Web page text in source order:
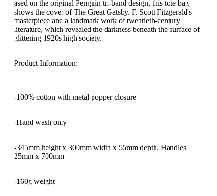
ased on the original Penguin tri-band design, this tote bag
shows the cover of The Great Gatsby, F. Scott Fitzgerald's
masterpiece and a landmark work of twentieth-century
literature, which revealed the darkness beneath the surface of
glittering 1920s high society.
Product Information:
-100% cotton with metal popper closure
-Hand wash only
-345mm height x 300mm width x 55mm depth. Handles
25mm x 700mm
-160g weight